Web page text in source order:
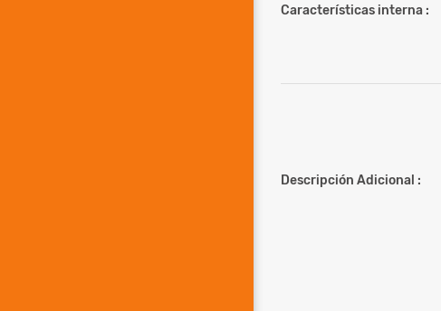
Características interna :
Descripción Adicional :